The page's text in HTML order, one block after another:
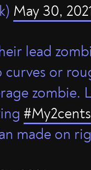
May 30,
lead
curves or
zombie.
#My2cents
made on